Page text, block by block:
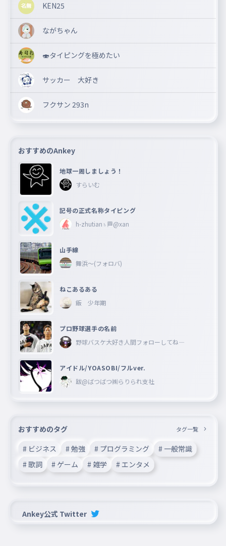
KEN25
ながちゃん
🍣タイピングを極めたい
サッカー 大好き
フクサン 293n
おすすめのAnkey
地球一周しましょう！
すらいむ
記号の正式名称タイピング
h-zhutian♄🏁@xan
山手線
舞浜〜(フォロバ)
ねこあるある
飯 少年期
プロ野球選手の名前
野球バスケ大好き人間フォローしてね―
アイドル/YOASOBI/フルver.
跋@ばつばつ㈱らりられ支社
おすすめのタグ タグ一覧
# ビジネス # 勉強 # プログラミング
# 一般常識
# 歌詞
# ゲーム # 雑学 # エンタメ
Ankey公式 Twitter